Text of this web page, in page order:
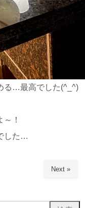
る…最高でした(^_^)
！
した…
Next »